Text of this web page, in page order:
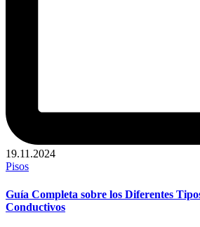
19.11.2024
Publicado
Pisos
Guía Completa sobre los Diferentes
Conductivos